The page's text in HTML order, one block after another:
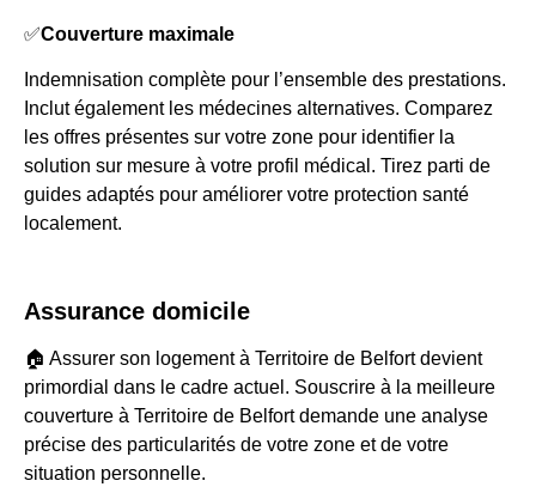
✅Couverture maximale
Indemnisation complète pour l’ensemble des prestations.
Inclut également les médecines alternatives. Comparez
les offres présentes sur votre zone pour identifier la
solution sur mesure à votre profil médical. Tirez parti de
guides adaptés pour améliorer votre protection santé
localement.
Assurance domicile
🏠 Assurer son logement à Territoire de Belfort devient
primordial dans le cadre actuel. Souscrire à la meilleure
couverture à Territoire de Belfort demande une analyse
précise des particularités de votre zone et de votre
situation personnelle.